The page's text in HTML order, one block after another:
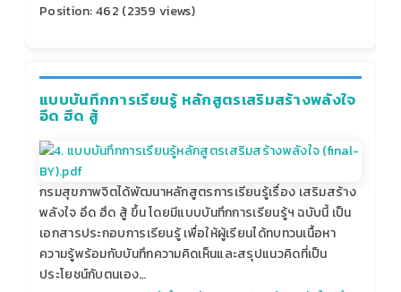
Position:462 (2359 views)
แบบบันทึกการเรียนรู้ หลักสูตรเสริมสร้างพลังใจ
อึด ฮึด สู้
กรมสุขภาพจิตได้พัฒนาหลักสูตรการเรียนรู้เรื่อง เสริมสร้าง
พลังใจ อึด ฮึด สู้ ขึ้น โดยมีแบบบันทึกการเรียนรู้ฯ ฉบับนี้ เป็น
เอกสารประกอบการเรียนรู้ เพื่อให้ผู้เรียนได้ทบทวนเนื้อหา
ความรู้พร้อมกับบันทึกความคิดเห็นและสรุปแนวคิดที่เป็น
ประโยชน์กับตนเอง…